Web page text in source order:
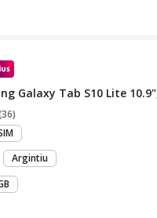
Galaxy Tab S10 Lite 10.9",
Argintiu